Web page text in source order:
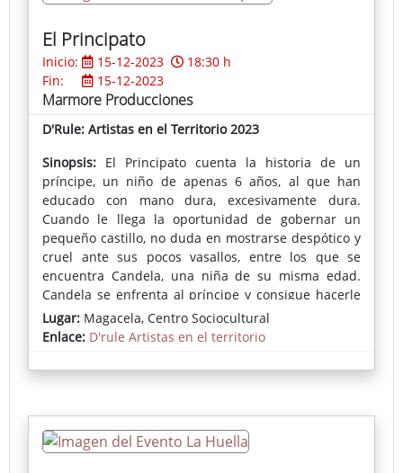
El Principato
Inicio: 15-12-2023
18:30 h
Fin:
15-12-2023
Marmore Producciones
D'Rule: Artistas en el Territorio 2023
Sinopsis: El Principato cuenta la historia de un
príncipe, un niño de apenas 6 años, al que han
educado con mano dura, excesivamente dura.
Cuando le llega la oportunidad de gobernar un
pequeño castillo, no duda en mostrarse despótico y
cruel ante sus pocos vasallos, entre los que se
encuentra Candela, una niña de su misma edad.
Candela se enfrenta al príncipe y consigue hacerle
entender que esa felicidad que él nunca ha
conocido está fuera de sus extrictas normas, está
ayuda a ser valiente para conquistar por fin la
bondad y el respeto se puede conseguir mucho más
que con el despotismo al que el príncipe está
Lugar: Magacela, Centro Sociocultural
Enlace: D'rule Artistas en el territorio